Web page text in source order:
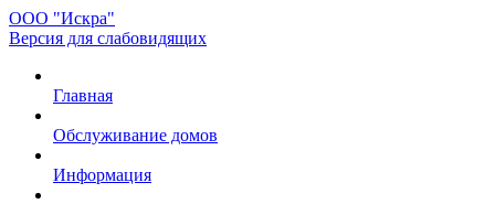
ООО "Искра"
Версия для слабовидящих
Главная
Обслуживание домов
Информация